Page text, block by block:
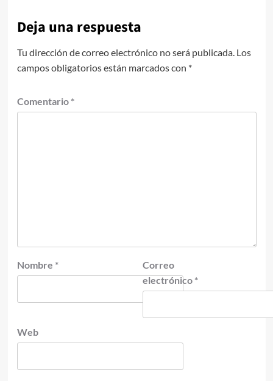
Deja una respuesta
Tu dirección de correo electrónico no será publicada. Los
campos obligatorios están marcados con *
Comentario *
Nombre *
Correo
electrónico *
Web